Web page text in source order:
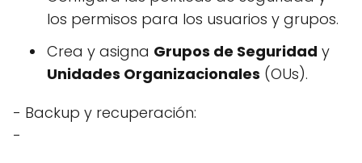
los permisos para los usuarios y grupos.
Crea y asigna Grupos de Seguridad y
Unidades Organizacionales (OUs).
- Backup y recuperación:
-